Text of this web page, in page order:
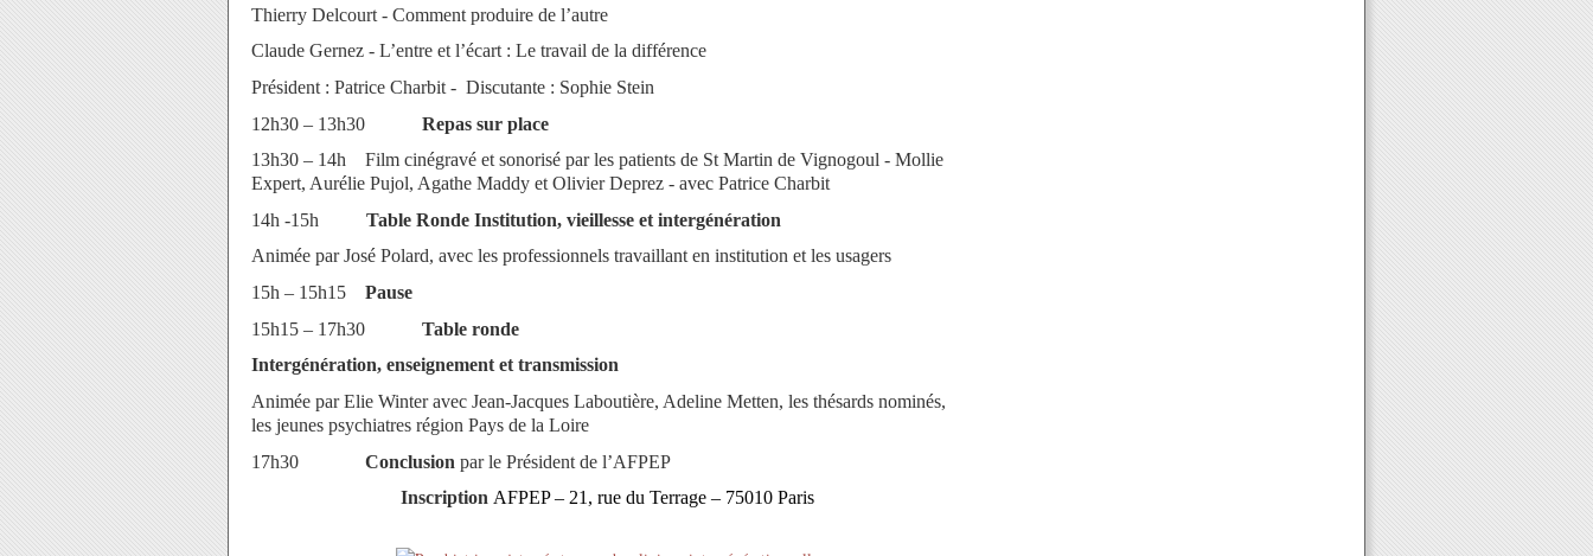
Thierry Delcourt - Comment produire de l’autre
Claude Gernez - L’entre et l’écart : Le travail de la différence
Président : Patrice Charbit - Discutante : Sophie Stein
12h30 – 13h30 Repas sur place
13h30 – 14h Film cinégravé et sonorisé par les patients de St Martin de Vignogoul - Mollie
Expert, Aurélie Pujol, Agathe Maddy et Olivier Deprez - avec Patrice Charbit
14h -15h Table Ronde Institution, vieillesse et intergénération
Animée par José Polard, avec les professionnels travaillant en institution et les usagers
15h – 15h15
Pause
15h15 – 17h30 Table ronde
Intergénération, enseignement et transmission
Animée par Elie Winter avec Jean-Jacques Laboutière, Adeline Metten, les thésards nominés,
les jeunes psychiatres région Pays de la Loire
17h30 Conclusion par le Président de l’AFPEP
InscriptionAFPEP – 21, rue du Terrage – 75010 Paris